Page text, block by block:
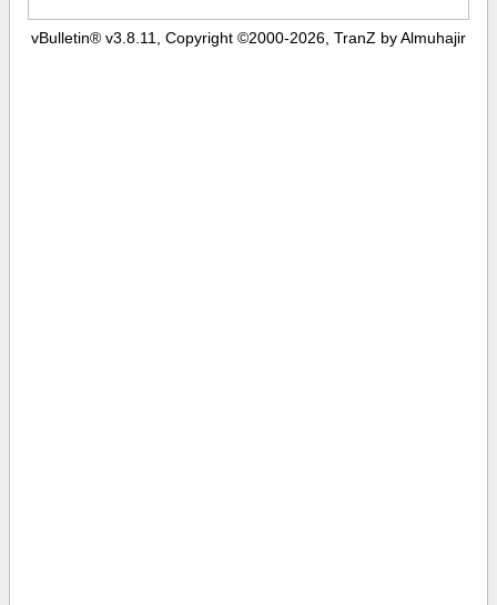
vBulletin® v3.8.11, Copyright ©2000-2026, TranZ by Almuhajir